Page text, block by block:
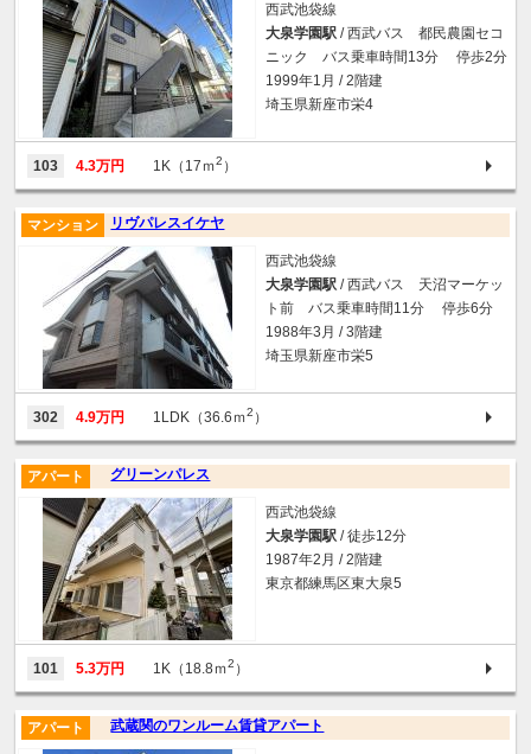
西武池袋線
大泉学園駅 / 西武バス 都民農園セコ
ニック バス乗車時間13分 停歩2分
1999年1月 / 2階建
埼玉県新座市栄4
103 4.3万円 1K（17ｍ2 ）
リヴパレスイケヤ
マンション
西武池袋線
大泉学園駅 / 西武バス 天沼マーケッ
ト前 バス乗車時間11分 停歩6分
1988年3月 / 3階建
埼玉県新座市栄5
302 4.9万円 1LDK（36.6ｍ2 ）
グリーンパレス
アパート
西武池袋線
大泉学園駅 / 徒歩12分
1987年2月 / 2階建
東京都練馬区東大泉5
101 5.3万円 1K（18.8ｍ2 ）
武蔵関のワンルーム賃貸アパート
アパート